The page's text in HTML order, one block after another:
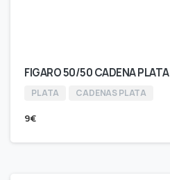
FIGARO 50/50 CADENA PLATA
PLATA CADENAS PLATA
9€